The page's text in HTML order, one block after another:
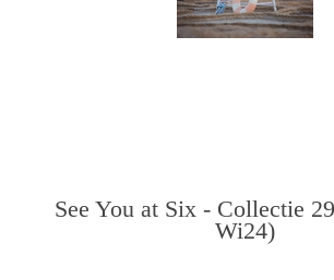
See You at Six - Collectie
Wi24)